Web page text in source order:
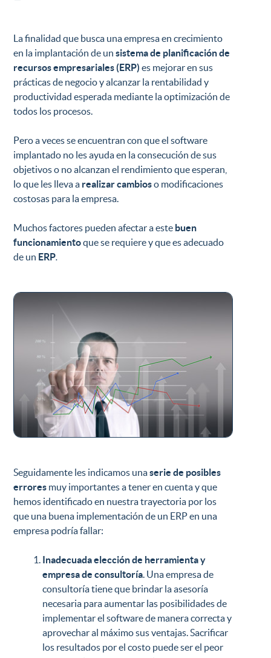
La finalidad que busca una empresa en crecimiento
en la implantación de unsistema de planificación de
recursos empresariales (ERP) es mejorar en sus
prácticas de negocio y alcanzar la rentabilidad y
productividad esperada mediante la optimización de
todos los procesos.
Pero a veces se encuentran con que el software
implantado no les ayuda en la consecución de sus
objetivos o no alcanzan el rendimiento que esperan,
lo que les lleva a realizar cambioso modificaciones
costosas para la empresa.
Muchos factores pueden afectar a este buen
funcionamientoque se requiere y que es adecuado
de un ERP.
Seguidamente les indicamos unaserie de posibles
errores muy importantes a tener en cuenta y que
hemos identificado en nuestra trayectoria por los
que una buena implementación de un ERP en una
empresa podría fallar:
Inadecuada elección de herramienta y
empresa de consultoría. Una empresa de
consultoría tiene que brindar la asesoría
necesaria para aumentar las posibilidades de
implementar el software de manera correcta y
aprovechar al máximo sus ventajas. Sacrificar
los resultados por el costo puede ser el peor